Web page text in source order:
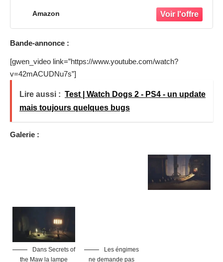
Amazon
Bande-annonce :
[gwen_video link=”https://www.youtube.com/watch?
v=42mACUDNu7s”]
Lire aussi : Test | Watch Dogs 2 - PS4 - un update
mais toujours quelques bugs
Galerie :
Dans Secrets of
the Maw la lampe
Les éngimes
ne demande pas